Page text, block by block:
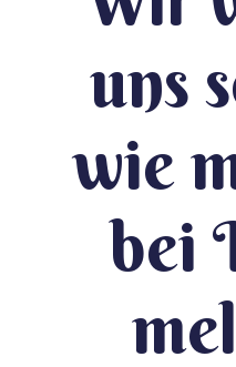
uns
wie
bei